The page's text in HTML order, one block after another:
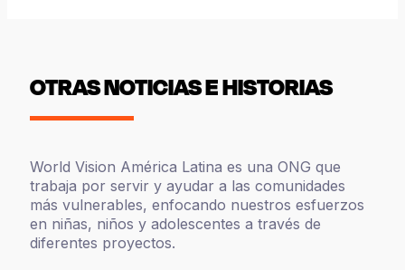
OTRAS NOTICIAS E HISTORIAS
World Vision América Latina es una ONG que
trabaja por servir y ayudar a las comunidades
más vulnerables, enfocando nuestros esfuerzos
en niñas, niños y adolescentes a través de
diferentes proyectos.